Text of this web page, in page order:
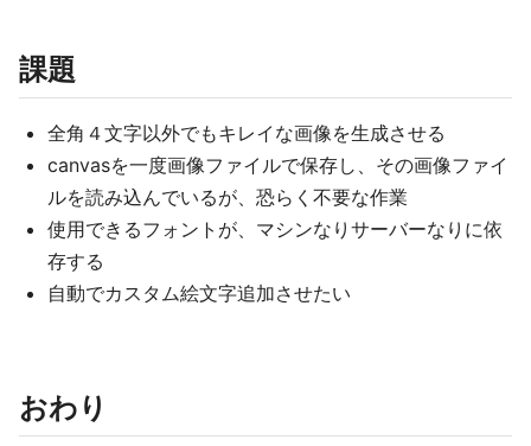
課題
全角４文字以外でもキレイな画像を生成させる
canvasを一度画像ファイルで保存し、その画像ファイ
ルを読み込んでいるが、恐らく不要な作業
使用できるフォントが、マシンなりサーバーなりに依
存する
自動でカスタム絵文字追加させたい
おわり